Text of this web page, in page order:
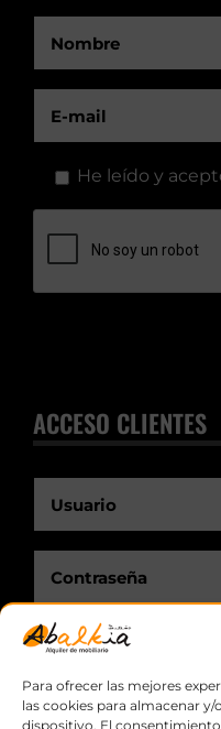
Para ofrecer las mejores
las cookies para almacenar
dispositivo. El
He leído y
ACCESO CLIENTES
Recuérdame.